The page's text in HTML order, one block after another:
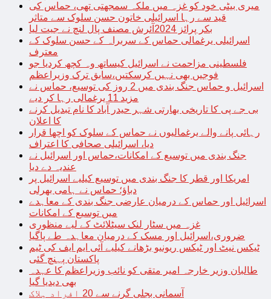
میری بیٹی خود کو غزہ میں ملکہ سمجھتی تھی، حماس کی
قید سے رہا اسرائیلی خاتون حسن سلوک سے متاثر
بکر پرائز 2024آئرش مصنف پال لنچ نے جیت لیا
اسرائیلی یرغمالی حماس کے سربراہ کے حسن سلوک کے
معترف
فلسطینی مزاحمت نے اسرائیل کیساتھ وہ کچھ کردیا جو
فوجیں بھی نہیں کرسکتیں،سابق ترک وزیراعظم
اسرائیل و حماس جنگ بندی میں 2 روز کی توسیع، حماس نے
مزید 11 یرغمالی رہا کر دیے
بی جے پی کا تاریخی بھارتی شہر حیدر آباد کا نام تبدیل کرنے
کا اعلان
رہائی پانے والے یرغمالیوں نے حماس کے سلوک کو اچھا قرار
دیا، اسرائیلی صحافی کا اعتراف
جنگ بندی میں توسیع کے امکانات،حماس اور اسرائیل نے
عندیہ دے دیا
امریکا اور قطر کا جنگ بندی میں توسیع کیلیے اسرائیل پر
دباؤ؛ حماس نے ہامی بھرلی
اسرائیل اور حماس کے درمیان عارضی جنگ بندی کے معاہدے
میں توسیع کے امکانات
غزہ میں سٹار لنک سیٹلائٹ کے لیے منظوری
ضروری،اسرائیل اور مسک کے درمیان معاہدہ طے پاگیا
ٹیکس نیٹ اور ٹیکس ریونیو بڑھانے کیلیے آئی ایم ایف کی ٹیم
پاکستان پہنچ گئی
طالبان وزیر خارجہ امیر متقی کو نائب وزیراعظم کا عہدہ
بھی دیدیا گیا
آسمانی بجلی گرنے سے 20 افراد ہلاک